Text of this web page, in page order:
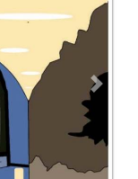
privacidad